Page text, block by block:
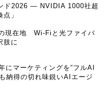
ド2026 ― NVIDIA 1000社超
」
現在地 Wi-Fiと光ファイバ
肢に
にマーケティングを“フルAI
納得の切れ味鋭いAIエージ